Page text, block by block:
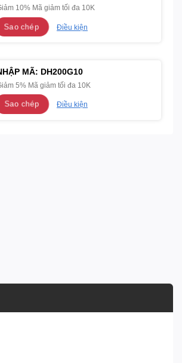
10% Mã giảm tối đa 10K
Sao chép Điều kiện
MÃ: DH200G10
5% Mã giảm tối đa 10K
Sao chép Điều kiện